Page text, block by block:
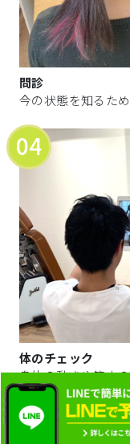
問診
今の状態を知るた
04
体のチェック
身体の動きや筋肉
があるのか？普段
ないか？と症状の
レなどがあった際